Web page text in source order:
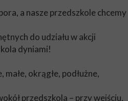
a nasze przedszkole chcemy
do udziału w akcji
dyniami!
okrągłe, podłużne,
przedszkola – przy wejściu,